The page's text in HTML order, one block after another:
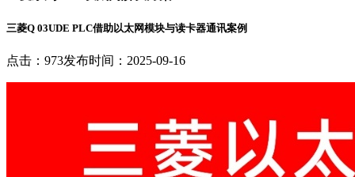
三菱Q 03UDE PLC借助以太网模块与读卡器通讯案例
点击：973发布时间：2025-09-16